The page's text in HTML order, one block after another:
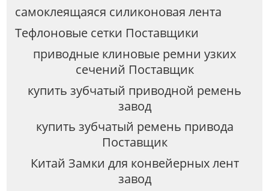
самоклеящаяся силиконовая лента
Tефлоновые сетки Поставщики
приводные клиновые ремни узких
сечений Поставщик
купить зубчатый приводной ремень
завод
купить зубчатый ремень привода
Поставщик
Китай Замки для конвейерных лент
завод